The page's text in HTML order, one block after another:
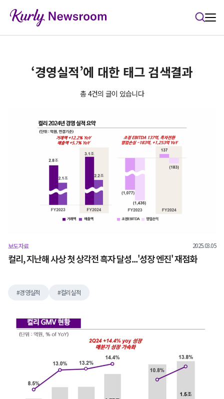
‘경영실적’에 대한 태그 검색결과
총 4건의 글이 있습니다
보도자료 2025.03.05
컬리, 지난해 사상 첫 상각전 흑자 달성...'성장 엔진' 재점화
경영실적 컬리실적